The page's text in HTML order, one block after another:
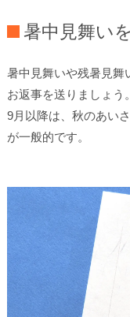
暑中見舞い
暑中見舞いや残暑見舞
お返事を送りましょう。
9月以降は、秋のあい
が一般的です。